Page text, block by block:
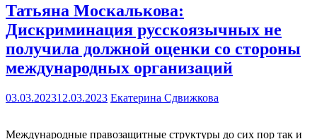
Татьяна Москалькова:
Дискриминация русскоязычных не
получила должной оценки со стороны
международных организаций
03.03.202312.03.2023 Екатерина Сдвижкова
Международные правозащитные структуры до сих пор так и